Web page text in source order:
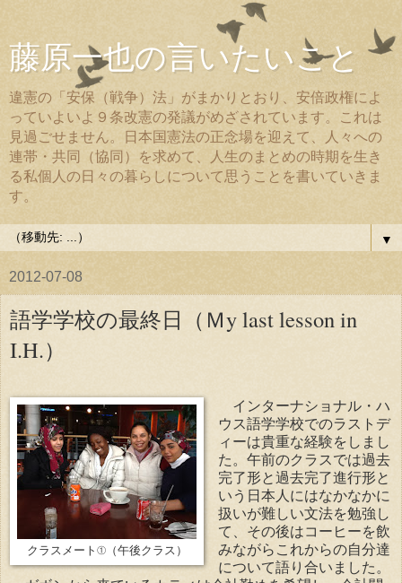
藤原一也の言いたいこと
違憲の「安保（戦争）法」がまかりとおり、安倍政権によ
っていよいよ９条改憲の発議がめざされています。これは
見過ごせません。日本国憲法の正念場を迎えて、人々への
連帯・共同（協同）を求めて、人生のまとめの時期を生き
る私個人の日々の暮らしについて思うことを書いていきま
す。
▼
2012-07-08
語学学校の最終日（Ｍy last lesson in
I.H.）
クラスメート①（午後クラス）
インターナショナル・ハ
ウス語学学校でのラストデ
ィーは貴重な経験をしまし
た。午前のクラスでは過去
完了形と過去完了進行形と
いう日本人にはなかなかに
扱いが難しい文法を勉強し
て、その後はコーヒーを飲
みながらこれからの自分達
について語り合いました。